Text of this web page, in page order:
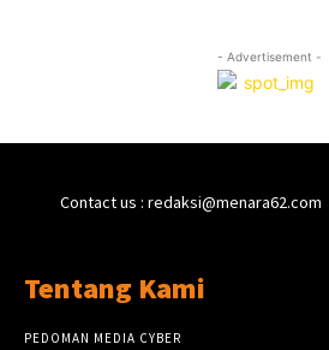
- Advertisement -
Contact us : redaksi@menara62.com
Tentang Kami
PEDOMAN MEDIA CYBER